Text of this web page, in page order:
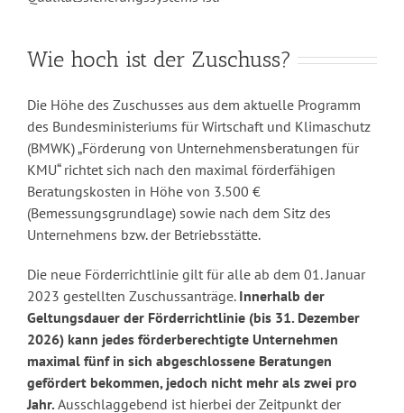
Wie hoch ist der Zuschuss?
Die Höhe des Zuschusses aus dem aktuelle Programm
des Bundesministeriums für Wirtschaft und Klimaschutz
(BMWK) „Förderung von Unternehmensberatungen für
KMU“ richtet sich nach den maximal förderfähigen
Beratungskosten in Höhe von 3.500 €
(Bemessungsgrundlage) sowie nach dem Sitz des
Unternehmens bzw. der Betriebsstätte.
Die neue Förderrichtlinie gilt für alle ab dem 01. Januar
2023 gestellten Zuschussanträge. Innerhalb der
Geltungsdauer der Förderrichtlinie (bis 31. Dezember
2026) kann jedes förderberechtigte Unternehmen
maximal fünf in sich abgeschlossene Beratungen
gefördert bekommen, jedoch nicht mehr als zwei pro
Jahr. Ausschlaggebend ist hierbei der Zeitpunkt der